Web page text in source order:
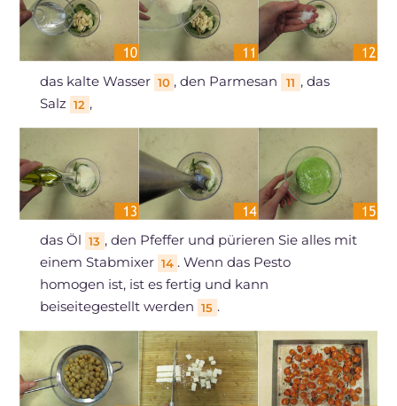
das kalte Wasser 10 , den Parmesan 11 , das
Salz 12 ,
das Öl 13 , den Pfeffer und pürieren Sie alles mit
einem Stabmixer 14 . Wenn das Pesto
homogen ist, ist es fertig und kann
beiseitegestellt werden 15 .